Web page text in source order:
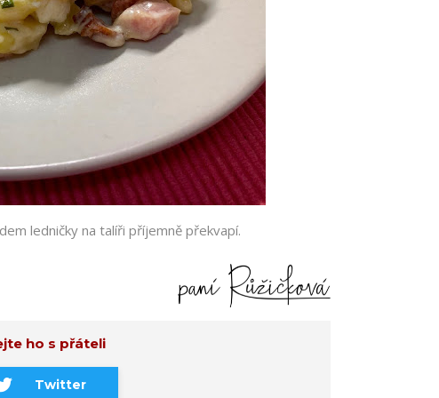
ledničky na talíři příjemně překvapí.
ho s přáteli
Twitter